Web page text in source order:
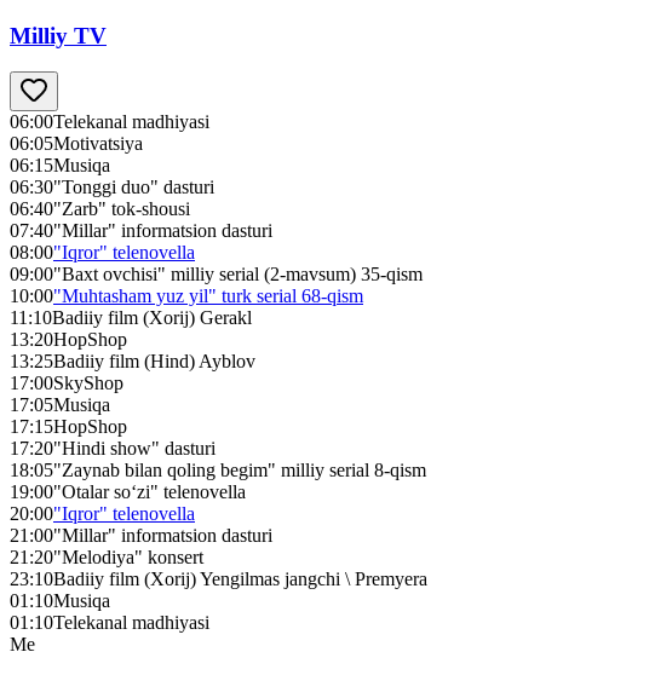
Milliy TV
06:00Telekanal madhiyasi
06:05Motivatsiya
06:15Musiqa
06:30"Tonggi duo" dasturi
06:40"Zarb" tok-shousi
07:40"Millar" informatsion dasturi
08:00"Iqror" telenovella
09:00"Baxt ovchisi" milliy serial (2-mavsum) 35-qism
10:00"Muhtasham yuz yil" turk serial 68-qism
11:10Badiiy film (Xorij) Gerakl
13:20HopShop
13:25Badiiy film (Hind) Ayblov
17:00SkyShop
17:05Musiqa
17:15HopShop
17:20"Hindi show" dasturi
18:05"Zaynab bilan qoling begim" milliy serial 8-qism
19:00"Otalar so‘zi" telenovella
20:00"Iqror" telenovella
21:00"Millar" informatsion dasturi
21:20"Melodiya" konsert
23:10Badiiy film (Xorij) Yengilmas jangchi \ Premyera
01:10Musiqa
01:10Telekanal madhiyasi
Me